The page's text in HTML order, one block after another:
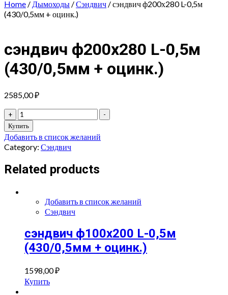
Home / Дымоходы /Сэндвич / сэндвич ф200х280 L-0,5м
(430/0,5мм + оцинк.)
сэндвич ф200х280 L-0,5м
(430/0,5мм + оцинк.)
2585,00₽
+
сэндвич
ф200х280
L-
0,5м
(430/0,5мм
+
оцинк.)
-
Купить
Добавить в список желаний
Category: Сэндвич
Related products
Добавить в список желаний
Сэндвич
сэндвич ф100х200 L-0,5м
(430/0,5мм + оцинк.)
1598,00₽
Купить